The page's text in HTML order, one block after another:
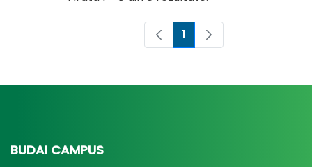
Pagina
1
BUDAI CAMPUS